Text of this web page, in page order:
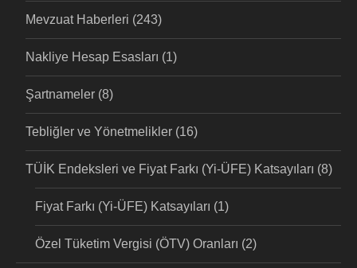
Mevzuat Haberleri (243)
Nakliye Hesap Esasları (1)
Şartnameler (8)
Tebliğler ve Yönetmelikler (16)
TÜİK Endeksleri ve Fiyat Farkı (Yi-ÜFE) Katsayıları (8)
Fiyat Farkı (Yi-ÜFE) Katsayıları (1)
Özel Tüketim Vergisi (ÖTV) Oranları (2)